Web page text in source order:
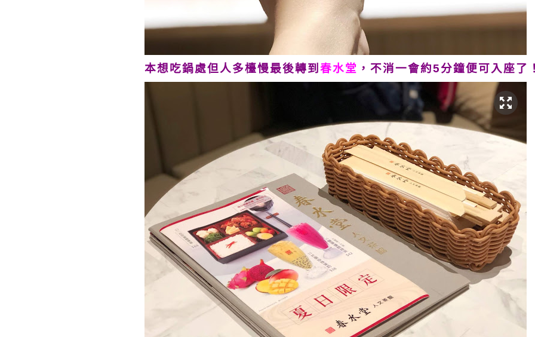
本想吃鍋處但人多檯慢最後轉到 春水堂 ，不消一會約5分鐘便可入座了